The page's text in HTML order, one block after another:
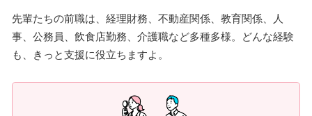
先輩たちの前職は、経理財務、不動産関係、教育関係、人
事、公務員、飲食店勤務、介護職など多種多様。どんな経験
も、きっと支援に役立ちますよ。